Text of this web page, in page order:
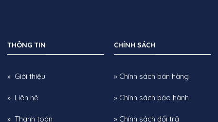
THÔNG TIN
» Giới thiệu
» Liên hệ
» Thanh toán
CHÍNH SÁCH
» Chính sách bán hàng
» Chính sách bảo hành
» Chính sách đổi trả